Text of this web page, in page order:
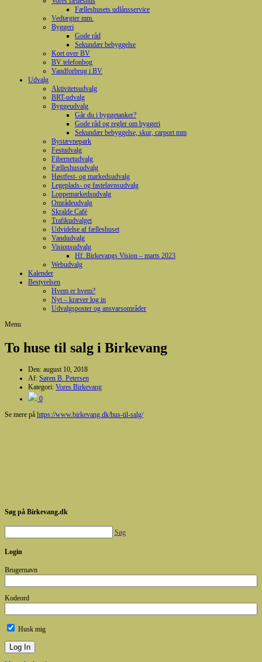
Fælleshusets udlånsservice
Vedtægter mm.
Byggeri
Gode råd
Sekundær bebyggelse
Kort over BV
BV telefonbog
Vandforbrug i BV
Udvalg
Aktivitetsudvalg
BRT-udvalg
Byggeudvalg
Går du i byggetanker?
Gode råd og regler om byggeri
Sekundær bebyggelse, skur, carport mm
Bystævnepark
Festudvalg
Fibernetudvalg
Fælleshusudvalg
Høstfest- og markedsudvalg
Legeplads- og fastelavnsudvalg
Loppemarkedsudvalg
Områdeudvalg
Skralde Café
Trafikudvalget
Udvidelse af fælleshuset
Vandudvalg
Visionsudvalg
Hf. Birkevangs Vision – marts 2023
Webudvalg
Kalender
Bestyrelsen
Hvem er hvem?
Nyt – kræver log in
Udvalgsposter og ansvarsområder
Menu
To huse til salg i Birkevang
Den: august 10, 2018
Af: Søren B. Petersen
Kategori: Vores Birkevang
0
Se mere på https://www.birkevang.dk/hus-til-salg/
Søg på Birkevang.dk
Søg
Login
Brugernavn
Kodeord
Husk mig